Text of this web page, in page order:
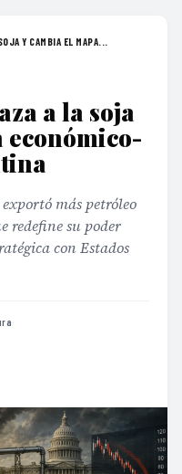
Y CAMBIA EL MAPA...
a la soja
económico-
más petróleo
redefine su poder
con Estados
·